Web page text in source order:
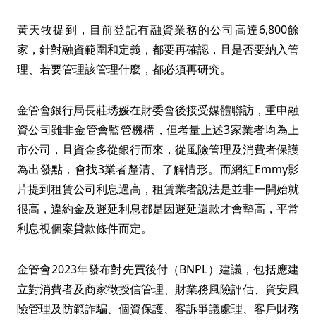
黃天牧提到，目前登記有融資業務的公司高達6,800餘
家，針對融資範圍和定義，都要再確認，且是否要納入管
理、若要管理該管理什麼，都必須再研究。
金管會銀行局長莊琇媛在財委會後接受媒體聯訪，重申融
資公司雖非金管會監管機構，但考量上述3家業者均為上
市公司，且資金多從銀行而來，從風險管理及消費者保護
為出發點，會找3業者釐清、了解情形。而網紅Emmy影
片提到租賃公司利息過高，租賃業者說法是並非一開始就
很高，違約金及遲延利息都是因遲延還款才會墊高，平常
利息視個案貸款條件而定。
金管會2023年發布對先買後付（BNPL）建議，包括應建
立對消費者及商家徵授信管理、財業務風險評估、資安風
險管理及防範詐騙、個資保護、客訴爭議處理、客戶財務